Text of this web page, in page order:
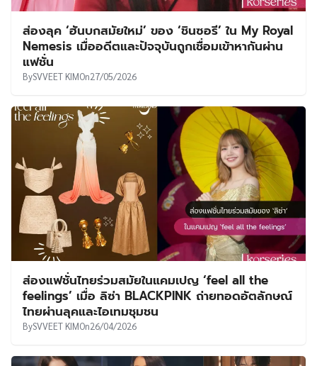
ส่องลุค ‘ฮันบกสมัยใหม่’ ของ ‘ชินซอรี’ ใน My Royal
Nemesis เมื่ออดีตและปัจจุบันถูกเชื่อมเข้าหากันผ่าน
แฟชั่น
BySVVEET KIMOn27/05/2026
ส่องแฟชั่นไทยร่วมสมัยในแคมเปญ ‘feel all the
feelings’ เมื่อ ลิซ่า BLACKPINK ถ่ายทอดอัตลักษณ์
ไทยผ่านลุคและไอเทมชุมชน
BySVVEET KIMOn26/04/2026